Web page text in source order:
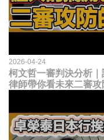
2026-04-24
柯文哲一審判決分析
律師帶你看未來二審攻